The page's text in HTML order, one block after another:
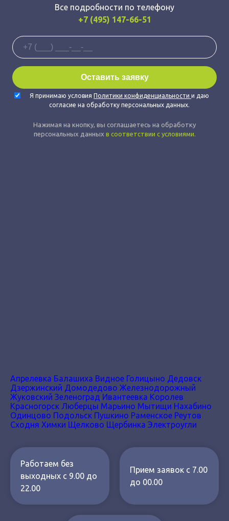
Все подробности по телефону
+7 (495) 147-66-51
Я принимаю условия Политики конфиденциальности и даю
согласие на обработку персональных данных.
Нажимая на кнопку, вы соглашаетесь на обработку
персональных данных в соответствии с условиями.
Апрелевка Балашиха Видное Голицыно Дедовск
Дзержинский Домодедово Железнодорожный
Жуковский Зеленоград Ивантеевка Королев
Красногорск Люберцы Марьино Мытищи Нахабино
Одинцово Подольск Пушкино Раменское Реутов
Сходня Химки Щелково Щербинка Электроугли
Работаем без
выходных с 9.00 до
22.00
Прием заявок с 7.00
до 00.00